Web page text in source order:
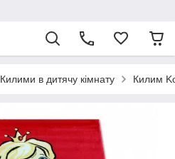
Килими в дитячу кімнату Килим